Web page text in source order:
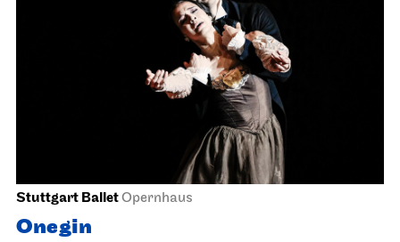
Stuttgart BalletOpernhaus
Onegin